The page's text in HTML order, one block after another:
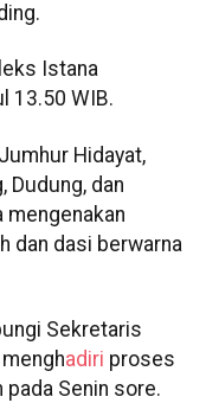
Istana
13.50 WIB.
Hidayat,
Dudung, dan
mengenakan
dan dasi berwarna
Sekretaris
adiri proses
Senin sore.